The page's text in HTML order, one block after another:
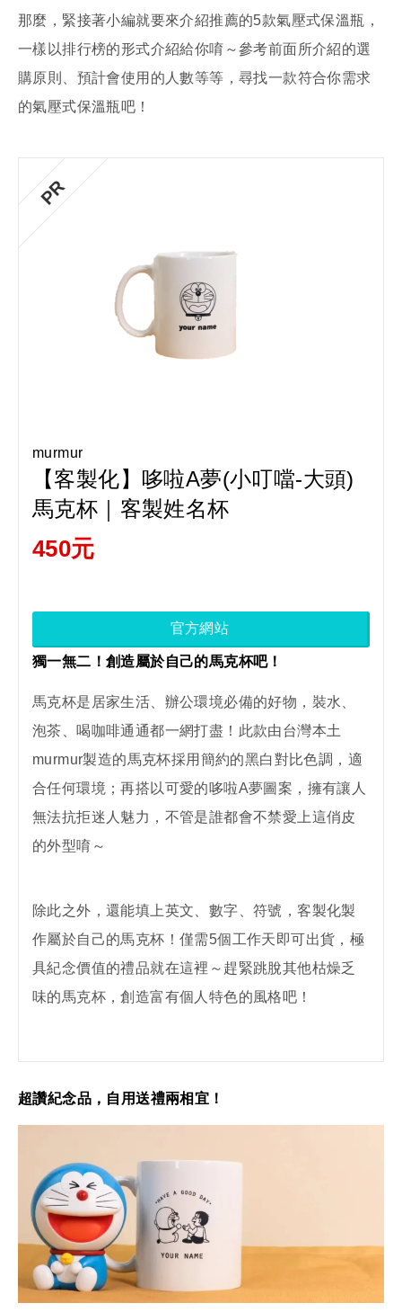
那麼，緊接著小編就要來介紹推薦的5款氣壓式保溫瓶，
一樣以排行榜的形式介紹給你唷～參考前面所介紹的選
購原則、預計會使用的人數等等，尋找一款符合你需求
的氣壓式保溫瓶吧！
PR
murmur
【客製化】哆啦A夢(小叮噹-大頭)
馬克杯｜客製姓名杯
450元
官方網站
獨一無二！創造屬於自己的馬克杯吧！
馬克杯是居家生活、辦公環境必備的好物，裝水、
泡茶、喝咖啡通通都一網打盡！此款由台灣本土
murmur製造的馬克杯採用簡約的黑白對比色調，適
合任何環境；再搭以可愛的哆啦A夢圖案，擁有讓人
無法抗拒迷人魅力，不管是誰都會不禁愛上這俏皮
的外型唷～
除此之外，還能填上英文、數字、符號，客製化製
作屬於自己的馬克杯！僅需5個工作天即可出貨，極
具紀念價值的禮品就在這裡～趕緊跳脫其他枯燥乏
味的馬克杯，創造富有個人特色的風格吧！
超讚紀念品，自用送禮兩相宜！